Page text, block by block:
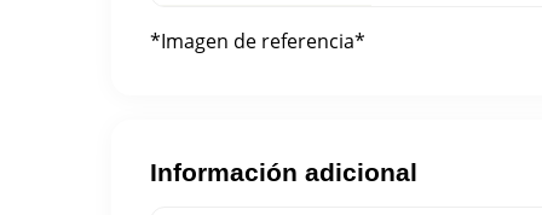
*Imagen de referencia*
Información adicional